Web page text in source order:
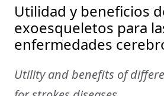
Utilidad y beneficios
exoesqueletos para
enfermedades
Utility and benefits of